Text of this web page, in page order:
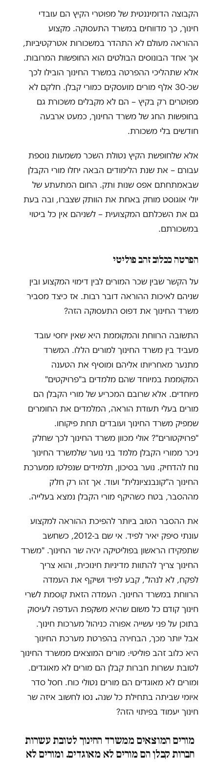
הקבוצה הדומיננטית של מפוטרי הקיץ הם עובדי
חינוך, כך מדווחים במשרד התעסוקה. מקצוע
ההוראה מעולם לא התהדר במשכורות אטרקטיביות,
אך אחד הבונוסים הבולטים הוא החופשות המרובות.
אלא שתהליכי ההפרטה במשרד החינוך הובילו לכך
שכ-30 אלף מורים מועסקים כמורי קבלן. חלקם לא
מפוטרים רק בקיץ – הם לא מקבלים משכורת גם
בחופשות החג של משרד החינוך, כמעט ארבעה
חודשים בלי משכורת.
אלא שלחופשת הקיץ נטולת השכר משמעות נוספת
עבורם – את שנת הלימודים הבאה יחלו מורי הקבלן
שבאמתחתם אפס שנות ותק. החום המתעתע של
יולי אוגוסט מוחק באחת את הוותק שצברו, ובה בעת
גם את השכלתם המקצועית – לשניהם אין כל ביטוי
במשכורתם.
הפרטה ככלוב זהב פוליטי
על הקשר שבין שכר המורים לבין דימוי המקצוע ובין
שניהם לאיכות ההוראה דובר רבות. אז כיצד מסביר
משרד החינוך את דפוס התעסוקה הזה?
התשובה הרווחת והמקוממת היא שאין יחסי עובד
מעביד בין משרד החינוך למורים הללו. המשרד
מתנער מאחריותו אליהם ומוסיף את הטענה
המקוממת במיוחד שהם מלמדים ב"פרויקטים"
מיוחדים. אלא שרובם המכריע של מורי הקבלן הם
מורים בעלי תעודת הוראה, המלמדים את החומרים
שמפיק משרד החינוך ועובדים תחת פיקוחו.
"פרויקטורים"? אולי מכוון משרד החינוך לכך שחלק
ניכר ממורי הקבלן מלמד בני נוער שלמשרד החינוך
נוח להדחיק. נוער בסיכון, תלמידים שנפלטו ממערכת
החינוך ה"קונבנציונלית" ועוד. אך זהו רק חלק
מההסבר, בטח כשהיקף מורי הקבלן נמצא בעלייה.
את ההסבר הטוב ביותר להפיכת ההוראה למקצוע
עונתי סיפק יאיר לפיד. אי שם ב-2012, כשחשב
שתפקידו הראשון בפוליטיקה יהיה שר החינוך. "משרד
החינוך צריך להתוות מדיניות חינוכית, והוא צריך
לפקח, לא לנהל", קבע לפיד ושיקף את העמדה
הרווחת במשרד החינוך. העמדה הזאת קוסמת לשרי
חינוך קודם כל משום שהיא משקפת העדפה לעיסוק
בתוכן על פני עשייה אפורה כניהול מערכות חינוך.
אבל יותר מכך, הבחירה בהפרטת מערכת החינוך
היא כלוב זהב פוליטי: מורים המוצאים ממשרד החינוך
לטובת עשרות חברות קבלן הם מורים לא מאוגדים.
ומורים לא מאוגדים הם מורים נטולי כוח. חסל סדר
איומי שביתה בתחילת כל שנה. נסו לחשוב איזה שר
חינוך יעמוד בפיתוי הזה?
מורים המוצאים ממשרד החינוך לטובת עשרות
חברות קבלן הם מורים לא מאוגדים. ומורים לא